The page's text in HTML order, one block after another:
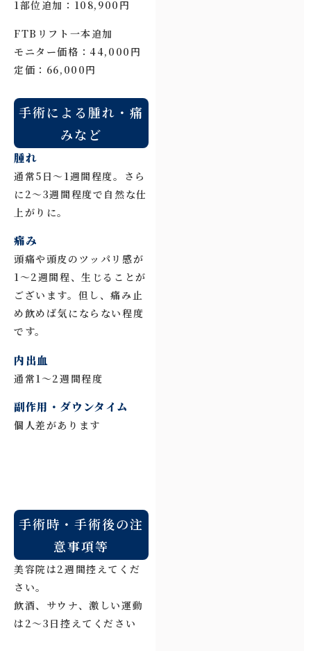
1部位追加：108,900円
FTBリフト一本追加
モニター価格：44,000円
定価：66,000円
手術による腫れ・痛
みなど
腫れ
通常5日～1週間程度。さら
に2～3週間程度で自然な仕
上がりに。
痛み
頭痛や頭皮のツッパリ感が
1～2週間程、生じることが
ございます。但し、痛み止
め飲めば気にならない程度
です。
内出血
通常1～2週間程度
副作用・ダウンタイム
個人差があります
手術時・手術後の注
意事項等
美容院は2週間控えてくだ
さい。
飲酒、サウナ、激しい運動
は2～3日控えてください